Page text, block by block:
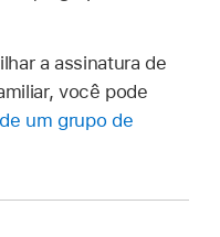
a assinatura de
você pode
um grupo de